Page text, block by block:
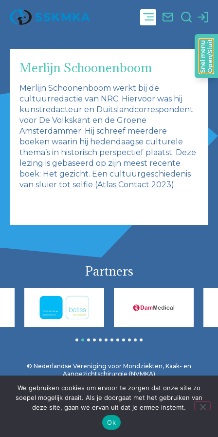
Merlijn Schoonenboom
Merlijn Schoonenboom werkt bij de
cultuurredactie van NRC. Hiervoor was hij
kunstredacteur en Duitslandcorrespondent
voor De Volkskant en de Groene
Amsterdammer. Hij schreef meerdere
boeken waarin hij hedendaagse culturele
thema’s in historisch perspectief plaatst. Deze
lezing is gebaseerd op zijn meest recente
boek: Het gezicht. Een cultuurgeschiedenis
van sluier tot selfie (Atlas Contact 2023).
Partners
5 6 7 8 9 1011 12
© Nederlandse Vereniging voor Mondziekten, Kaak- en
Aangezichtschirurgie (NVMKA)
HomeVrijwaring / Privacy Contact
We gebruiken cookies om ervoor te zorgen dat onze site zo
soepel mogelijk draait. Als je doorgaat met het gebruiken van
deze site, gaan we ervan uit dat je ermee instemt.
Ok
Open/Sluit
Snel menu